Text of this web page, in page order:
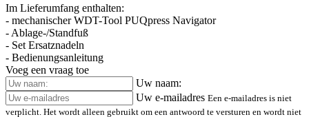
Hallo, versie V2 biedt voornamelijk kleine verbeteringen ten
opzichte van V1: een nauwkeurigere en gelijkmatigere verdeling,
betere consistentie tussen de shots en een geoptimaliseerde,
soepelere workflow. Kortom: V2 is een verfijnde, nauwkeurigere
versie van de eerste generatie; het basisprincipe blijft hetzelfde.
Inbegrepen in het pakket: - PUQpress Navigator mechanisch WDT-
gereedschap - Standaard/opbergbak - Set vervangende naalden -
Gebruikershandleiding
Hallo,